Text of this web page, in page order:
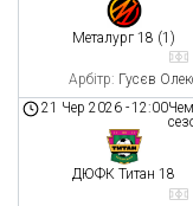
Металург 18 (1)
Арбітр: Гусєв
21 Чер 2026 -12:00
ДЮФК Титан 18